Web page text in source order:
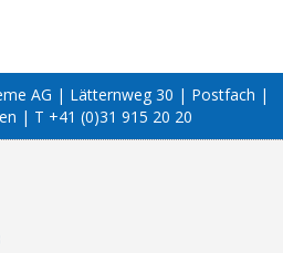
AG | Lätternweg 30 | Postfach |
| T +41 (0)31 915 20 20